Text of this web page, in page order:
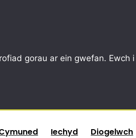
gorau ar ein gwefan. Ewch i
Iechyd Diogelwch